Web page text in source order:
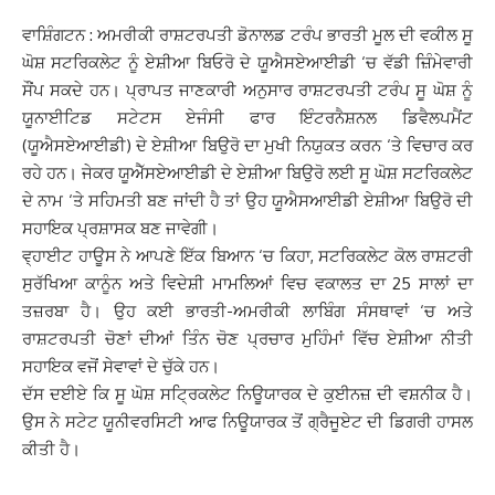
ਵਾਸ਼ਿੰਗਟਨ : ਅਮਰੀਕੀ ਰਾਸ਼ਟਰਪਤੀ ਡੋਨਾਲਡ ਟਰੰਪ ਭਾਰਤੀ ਮੂਲ ਦੀ ਵਕੀਲ ਸੂ
ਘੋਸ਼ ਸਟਰਿਕਲੇਟ ਨੂੰ ਏਸ਼ੀਆ ਬਿਓਰੋ ਦੇ ਯੂਐਸਏਆਈਡੀ ‘ਚ ਵੱਡੀ ਜ਼ਿੰਮੇਵਾਰੀ
ਸੌਂਪ ਸਕਦੇ ਹਨ। ਪ੍ਰਾਪਤ ਜਾਣਕਾਰੀ ਅਨੁਸਾਰ ਰਾਸ਼ਟਰਪਤੀ ਟਰੰਪ ਸੂ ਘੋਸ਼ ਨੂੰ
ਯੂਨਾਈਟਿਡ ਸਟੇਟਸ ਏਜੰਸੀ ਫਾਰ ਇੰਟਰਨੈਸ਼ਨਲ ਡਿਵੈਲਪਮੈਂਟ
(ਯੂਐਸਏਆਈਡੀ) ਦੇ ਏਸ਼ੀਆ ਬਿਉਰੋ ਦਾ ਮੁਖੀ ਨਿਯੁਕਤ ਕਰਨ ‘ਤੇ ਵਿਚਾਰ ਕਰ
ਰਹੇ ਹਨ। ਜੇਕਰ ਯੂਐੱਸਏਆਈਡੀ ਦੇ ਏਸ਼ੀਆ ਬਿਉਰੋ ਲਈ ਸੂ ਘੋਸ਼ ਸਟਰਿਕਲੇਟ
ਦੇ ਨਾਮ ‘ਤੇ ਸਹਿਮਤੀ ਬਣ ਜਾਂਦੀ ਹੈ ਤਾਂ ਉਹ ਯੂਐਸਆਈਡੀ ਏਸ਼ੀਆ ਬਿਉਰੋ ਦੀ
ਸਹਾਇਕ ਪ੍ਰਸ਼ਾਸਕ ਬਣ ਜਾਵੇਗੀ।
ਵ੍ਹਾਈਟ ਹਾਊਸ ਨੇ ਆਪਣੇ ਇੱਕ ਬਿਆਨ ‘ਚ ਕਿਹਾ, ਸਟਰਿਕਲੇਟ ਕੋਲ ਰਾਸ਼ਟਰੀ
ਸੁਰੱਖਿਆ ਕਾਨੂੰਨ ਅਤੇ ਵਿਦੇਸ਼ੀ ਮਾਮਲਿਆਂ ਵਿਚ ਵਕਾਲਤ ਦਾ 25 ਸਾਲਾਂ ਦਾ
ਤਜ਼ਰਬਾ ਹੈ। ਉਹ ਕਈ ਭਾਰਤੀ-ਅਮਰੀਕੀ ਲਾਬਿੰਗ ਸੰਸਥਾਵਾਂ ‘ਚ ਅਤੇ
ਰਾਸ਼ਟਰਪਤੀ ਚੋਣਾਂ ਦੀਆਂ ਤਿੰਨ ਚੋਣ ਪ੍ਰਚਾਰ ਮੁਹਿੰਮਾਂ ਵਿੱਚ ਏਸ਼ੀਆ ਨੀਤੀ
ਸਹਾਇਕ ਵਜੋਂ ਸੇਵਾਵਾਂ ਦੇ ਚੁੱਕੇ ਹਨ।
ਦੱਸ ਦਈਏ ਕਿ ਸੂ ਘੋਸ਼ ਸਟ੍ਰਿਕਲੇਟ ਨਿਊਯਾਰਕ ਦੇ ਕੁਈਨਜ਼ ਦੀ ਵਸ਼ਨੀਕ ਹੈ।
ਉਸ ਨੇ ਸਟੇਟ ਯੂਨੀਵਰਸਿਟੀ ਆਫ ਨਿਊਯਾਰਕ ਤੋਂ ਗ੍ਰੈਜੂਏਟ ਦੀ ਡਿਗਰੀ ਹਾਸਲ
ਕੀਤੀ ਹੈ।